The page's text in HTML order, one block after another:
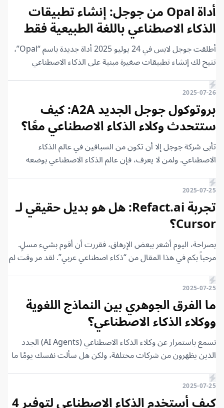
الصعب أن نتجاوزه.أداة Opal من جوجل: إنشاء تطبيقات
الذكاء الاصطناعي باللغة الطبيعية فقط
أطلقت جوجل لابس في 24 يوليو 2025 أداة جديدة باسم “Opal”،
تتيح لك إنشاء تطبيقات صغيرة مبنية على الذكاء الاصطناعي
2025-07-26
بروتوكول جوجل الجديد A2A: كيف
ستتحدث وكلاء الذكاء الاصطناعي معًا؟
تأبى شركة جوجل إلا أن تكون من السباقين في عالم الذكاء
الاصطناعي. ولمن لا يعرف، فإن عالم الذكاء الاصطناعي بوضعه
يعرفون القيمة الحقيقية لتلك الورقة البحثية، والتي استخدمتها
عالم الذكاء الاصطناعي التي نعيشها اليوم.
2025-07-25
تجربة Refact.ai: هل هو بديل حقيقي لـ
Cursor؟
بصراحة، اليوم أشعر ببعض الإرهاق، فقررت أن أقوم بشيء مسلٍ.
مرحباً بكم في هذا المقال من “ذكاء اصطناعي عربي”. لقد مر وقت لم
(Coding Agent). يدعي مطوروها أنها تحتل المرتبة الأولى في
معيار “Software Bench” وأنها مجانية تمامًا. لذلك، قررت أن
أجرب هذا المساعد البرمجي الجديد وأرى ما إذا كان يمكن أن يكون
بديلاً لـ “Cursor”، الذي أستخدمه شخصيًا بشكل دائم، أو بديلاً
لأدوات أخرى. سنجري بعض التجارب على “Refact.ai”، فابقوا معنا.
2025-07-25
ما الفرق الجوهري بين النماذج اللغوية
ووكلاء الذكاء الاصطناعي؟
نسمع باستمرار عن وكلاء الذكاء الاصطناعي (AI Agents) الجدد
الذين يظهرون من شركات مختلفة، ولكن هل سألت نفسك يومًا ما
فما الذي يميز ما أعلنوا عنه عن النموذج الذي نتحدث معه باستمرار
2025-07-25
كيف أستخدم الذكاء الاصطناعي لتوفير 4